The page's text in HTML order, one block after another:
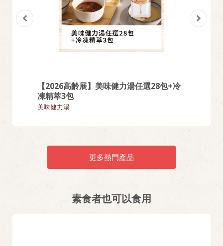
【2026高齡展】美味健力湯任選28包+冷
凍精萃3包
美味健力湯
更多熱門產品
素食者也可以食用